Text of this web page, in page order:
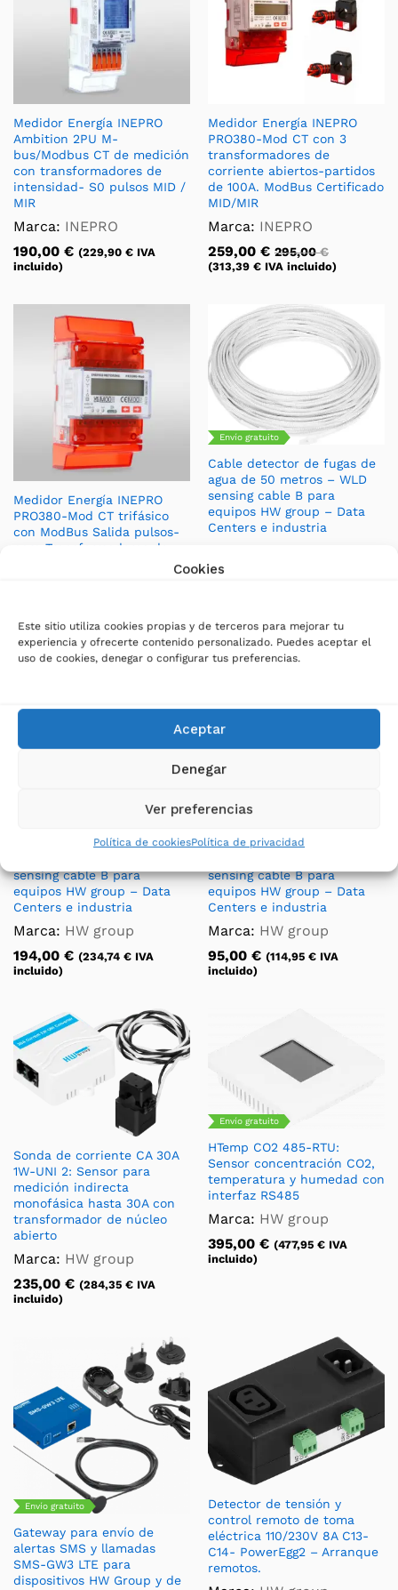
Cookies
Este sitio utiliza cookies propias y de terceros para mejorar tu
experiencia y ofrecerte contenido personalizado. Puedes aceptar el
uso de cookies, denegar o configurar tus preferencias.
Aceptar
Denegar
Ver preferencias
Política de cookiesPolítica de privacidad
Medidor Energía INEPRO
Ambition 2PU M-
bus/Modbus CT de medición
con transformadores de
intensidad- S0 pulsos MID /
MIR
Marca: INEPRO
190,00 € (229,90 € IVA
incluido)
Medidor Energía INEPRO
PRO380-Mod CT con 3
transformadores de
corriente abiertos-partidos
de 100A. ModBus Certificado
MID/MIR
Marca: INEPRO
259,00 € 295,00€
(313,39 € IVA incluido)
Medidor Energía INEPRO
PRO380-Mod CT trifásico
con ModBus Salida pulsos-
para Transformadores de
incluido)
Envío gratuito
Cable detector de fugas de
agua de 50 metros – WLD
sensing cable B para
equipos HW group – Data
Centers e industria
1.188,00
Cable detector de fugas de
sensing cable B para
equipos HW group – Data
Centers e industria
Marca: HW group
194,00 € (234,74 € IVA
incluido)
Cable detector de fugas de
sensing cable B para
equipos HW group – Data
Centers e industria
Marca: HW group
95,00 € (114,95 € IVA
incluido)
Sonda de corriente CA 30A
1W-UNI 2: Sensor para
medición indirecta
monofásica hasta 30A con
transformador de núcleo
abierto
Marca: HW group
235,00 € (284,35 € IVA
incluido)
Envío gratuito
HTemp CO2 485-RTU:
Sensor concentración CO2,
temperatura y humedad con
interfaz RS485
Marca: HW group
395,00 € (477,95 € IVA
incluido)
Envío gratuito
Gateway para envío de
alertas SMS y llamadas
SMS-GW3 LTE para
dispositivos HW Group y de
Detector de tensión y
control remoto de toma
eléctrica 110/230V 8A C13-
C14- PowerEgg2 – Arranque
remotos.